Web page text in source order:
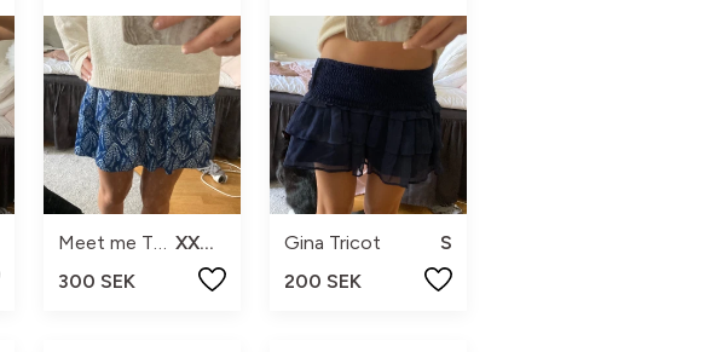
XXS-S
300 SEK
Gina Tricot
S
200 SEK